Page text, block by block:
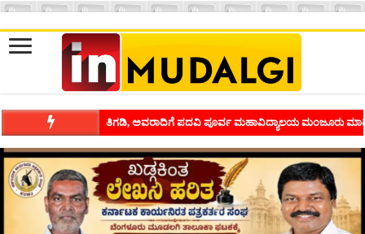
ಶಿವಾಪುರದಲ್ಲಿ ಕವಿಗೋಷ್ಠಿಯ ಸಂಭ್ರಮ ಭಾವನೆಗಳನ್ನು ಕಟ್ಟಿಕೊಡುವ